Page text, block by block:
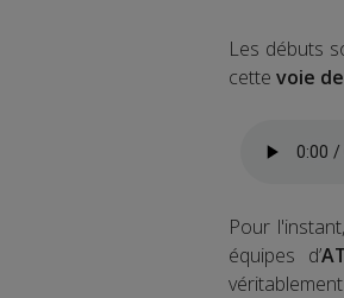
Les débuts
cette voie
Pour l'instant,
équipes d’